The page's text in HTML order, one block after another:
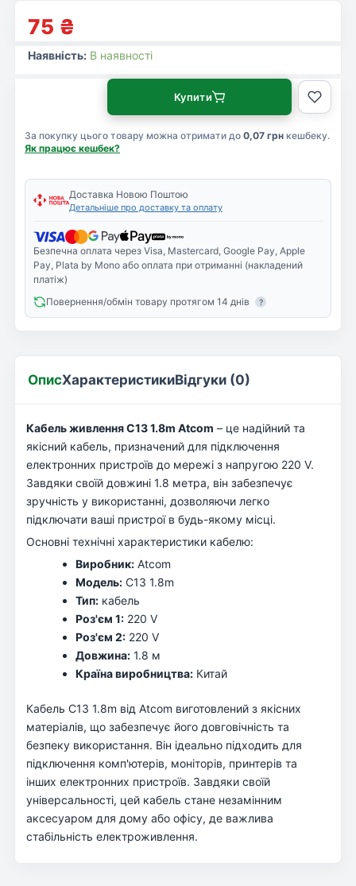
75 ₴
Наявність: В наявності
За покупку цього товару можна отримати до 0,07 грн кешбеку.
Як працює кешбек?
Купити
Доставка Новою Поштою
Детальніше про доставку та оплату
Безпечна оплата через Visa, Mastercard, Google Pay, Apple
Pay, Plata by Mono або оплата при отриманні (накладений
платіж)
Повернення/обмін товару протягом 14 днів
?
ОписХарактеристикиВідгуки (0)
Кабель живлення C13 1.8m Atcom – це надійний та
якісний кабель, призначений для підключення
електронних пристроїв до мережі з напругою 220 V.
Завдяки своїй довжині 1.8 метра, він забезпечує
зручність у використанні, дозволяючи легко
підключати ваші пристрої в будь-якому місці.
Основні технічні характеристики кабелю:
Виробник: Atcom
Модель: C13 1.8m
Тип: кабель
Роз'єм 1: 220 V
Роз'єм 2: 220 V
Довжина: 1.8 м
Країна виробництва: Китай
Кабель C13 1.8m від Atcom виготовлений з якісних
матеріалів, що забезпечує його довговічність та
безпеку використання. Він ідеально підходить для
підключення комп'ютерів, моніторів, принтерів та
інших електронних пристроїв. Завдяки своїй
універсальності, цей кабель стане незамінним
аксесуаром для дому або офісу, де важлива
стабільність електроживлення.